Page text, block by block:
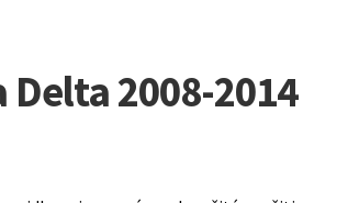
2008-2014